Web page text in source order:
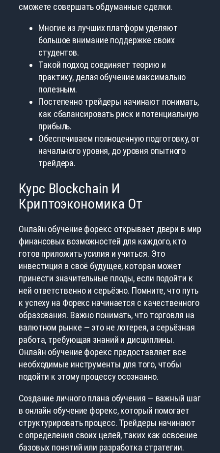
сможете совершать обдуманные сделки.
Многие из лучших платформ уделяют
большое внимание поддержке своих
студентов.
Такой подход соединяет теорию и
практику, делая обучение максимально
полезным.
Постепенно трейдеры начинают понимать,
как сбалансировать риск и потенциальную
прибыль.
Обеспечиваем полноценную подготовку, от
начального уровня, до уровня опытного
трейдера.
Курс Blockchain И
Криптоэкономика От
Онлайн обучение форекс открывает двери в мир
финансовых возможностей для каждого, кто
готов приложить усилия и учиться. Это
инвестиция в своё будущее, которая может
принести значительные плоды, если подойти к
ней ответственно и серьёзно. Помните, что путь
к успеху на Форекс начинается с качественного
образования. Важно понимать, что торговля на
валютном рынке — это не лотерея, а серьёзная
работа, требующая знаний и дисциплины.
Онлайн обучение форекс предоставляет все
необходимые инструменты для того, чтобы
подойти к этому процессу осознанно.
Создание личного плана обучения — важный шаг
в онлайн обучение форекс, который помогает
структурировать процесс. Трейдеры начинают
с определения своих целей, таких как освоение
базовых понятий или разработка стратегии.